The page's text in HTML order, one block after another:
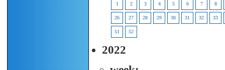
1 2 3 4 5 6 7 8
26 27 28 29 30 31 32 33
51 52
2022